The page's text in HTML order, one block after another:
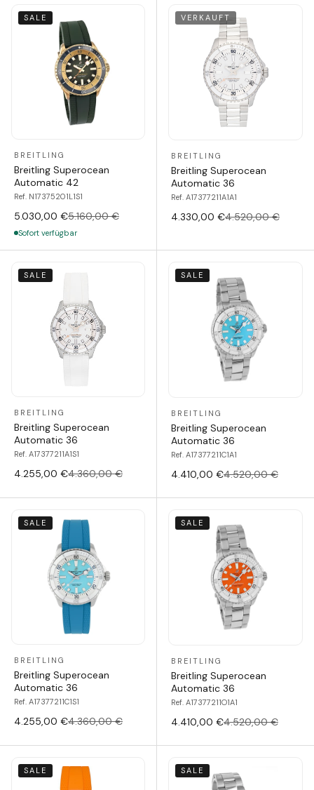
SALE
BREITLING
Breitling Superocean
Automatic 42
Ref. N17375201L1S1
5.030,00 €5.160,00 €
Sofort verfügbar
VERKAUFT
BREITLING
Breitling Superocean
Automatic 36
Ref. A17377211A1A1
4.330,00 €4.520,00 €
SALE
BREITLING
Breitling Superocean
Automatic 36
Ref. A17377211A1S1
4.255,00 €4.360,00 €
SALE
BREITLING
Breitling Superocean
Automatic 36
Ref. A17377211C1A1
4.410,00 €4.520,00 €
SALE
BREITLING
Breitling Superocean
Automatic 36
Ref. A17377211C1S1
4.255,00 €4.360,00 €
SALE
BREITLING
Breitling Superocean
Automatic 36
Ref. A17377211O1A1
4.410,00 €4.520,00 €
SALE SALE